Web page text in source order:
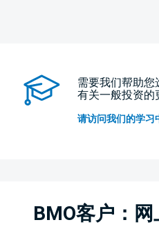
需要我们帮助
有关一般投资的
请访问我们的学习
BMO客户：